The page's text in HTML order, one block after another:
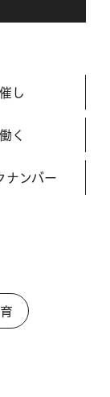
催し
働く
ナンバー